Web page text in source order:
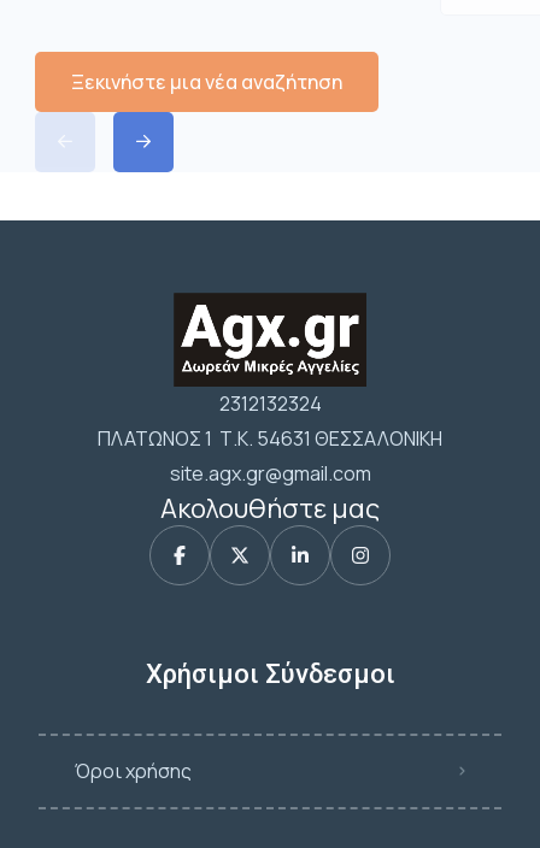
Ξεκινήστε μια νέα αναζήτηση
2312132324
ΠΛΑΤΩΝΟΣ 1 Τ.Κ. 54631 ΘΕΣΣΑΛΟΝΙΚΗ
site.agx.gr@gmail.com
Ακολουθήστε μας
Χρήσιμοι Σύνδεσμοι
Όροι χρήσης